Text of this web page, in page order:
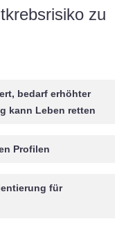
zu
bedarf erhöhter
kann Leben retten
Profilen
für